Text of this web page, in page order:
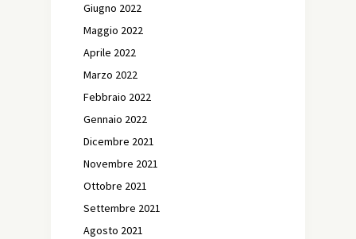
Giugno 2022
Maggio 2022
Aprile 2022
Marzo 2022
Febbraio 2022
Gennaio 2022
Dicembre 2021
Novembre 2021
Ottobre 2021
Settembre 2021
Agosto 2021